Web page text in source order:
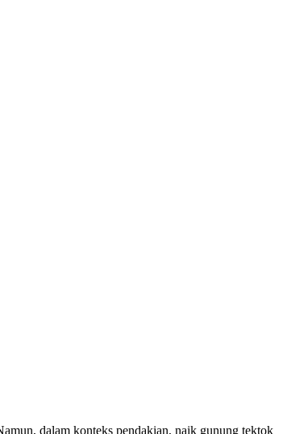
dalam konteks pendakian, naik gunung tektok